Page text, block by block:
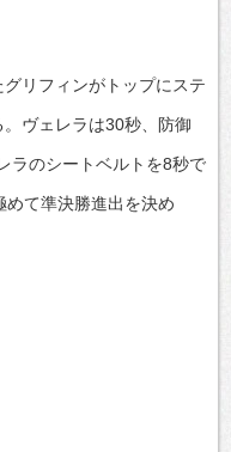
リフィンがトップにステ
ヴェレラは30秒、防御
ラのシートベルトを8秒で
めて準決勝進出を決め